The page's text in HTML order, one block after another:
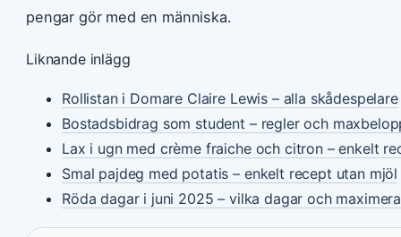
pengar gör med en människa.
Liknande inlägg
Rollistan i Domare Claire Lewis – alla skådespelare
Bostadsbidrag som student – regler och
Lax i ugn med crème fraiche och citron – enkelt
Smal pajdeg med potatis – enkelt recept utan mjöl
Röda dagar i juni 2025 – vilka dagar och